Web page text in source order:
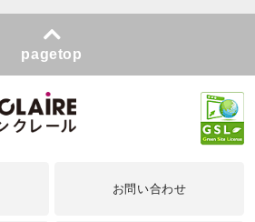
pagetop
お問い合わせ